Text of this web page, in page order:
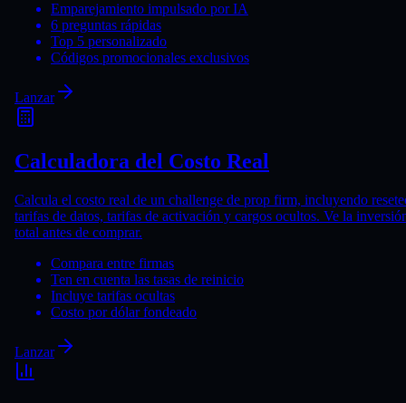
Emparejamiento impulsado por IA
6 preguntas rápidas
Top 5 personalizado
Códigos promocionales exclusivos
Lanzar
Calculadora del Costo Real
Calcula el costo real de un challenge de prop firm, incluyendo
tarifas de datos, tarifas de activación y cargos ocultos. Ve la
total antes de comprar.
Compara entre firmas
Ten en cuenta las tasas de reinicio
Incluye tarifas ocultas
Costo por dólar fondeado
Lanzar